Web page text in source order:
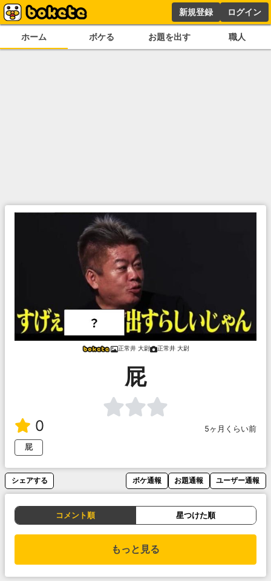
新規登録 ログイン
ホーム ボケる お題を出す 職人
正常井 大尉 正常井 大尉
屁
0
5ヶ月くらい前
屁
シェアする ボケ通報 お題通報 ユーザー通報
コメント順 星つけた順
もっと見る